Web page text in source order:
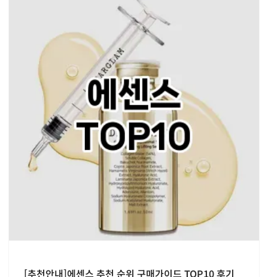
[추천안내]에센스 추천 순위 구매가이드 TOP10 후기